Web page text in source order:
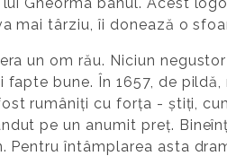
mai târziu, îi donează o
un om rău. Niciun
fapte bune. În 1657, de
rumâniți cu forța - știți,
pe un anumit preț.
Pentru întâmplarea asta